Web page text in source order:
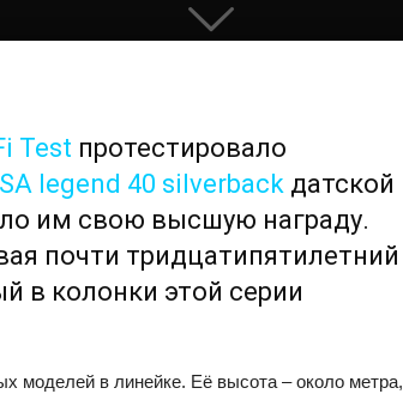
Test протестировало
SA legend 40 silverback датской
им свою высшую награду.
почти тридцатипятилетний
в колонки этой серии
моделей в линейке. Её высота – около метра,